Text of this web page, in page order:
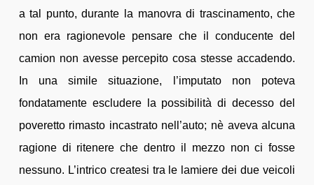
a tal punto, durante la manovra di trascinamento, che
non era ragionevole pensare che il conducente del
camion non avesse percepito cosa stesse accadendo.
In una simile situazione, l’imputato non poteva
fondatamente escludere la possibilità di decesso del
poveretto rimasto incastrato nell’auto; nè aveva alcuna
ragione di ritenere che dentro il mezzo non ci fosse
nessuno. L’intrico createsi tra le lamiere dei due veicoli